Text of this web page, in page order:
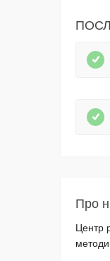
Про
Центр